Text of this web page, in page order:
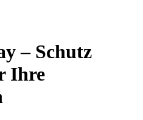
– Schutz
Ihre